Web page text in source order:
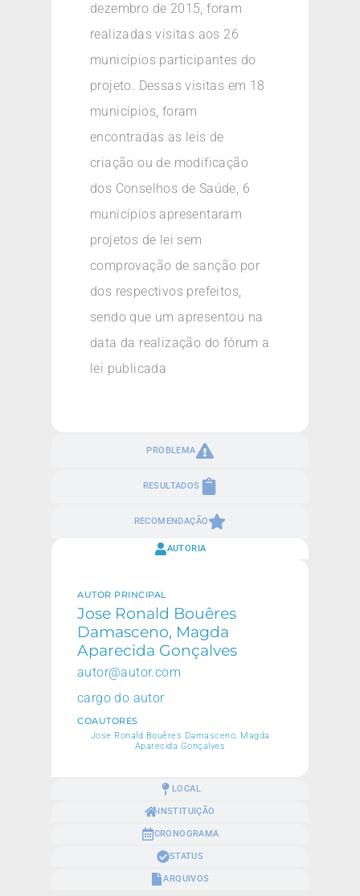
PROBLEMA
RESULTADOS
RECOMENDAÇÃO
dezembro de 2015, foram
realizadas visitas aos 26
municípios participantes do
projeto. Dessas visitas em 18
municípios, foram
encontradas as leis de
criação ou de modificação
dos Conselhos de Saúde, 6
municípios apresentaram
projetos de lei sem
comprovação de sanção por
dos respectivos prefeitos,
sendo que um apresentou na
data da realização do fórum a
lei publicada
AUTORIA
LOCAL
INSTITUIÇÃO
CRONOGRAMA
STATUS
ARQUIVOS
AUTOR PRINCIPAL
Jose Ronald Bouêres
Damasceno, Magda
Aparecida Gonçalves
autor@autor.com
cargo do autor
COAUTORES
Jose Ronald Bouêres Damasceno, Magda
Aparecida Gonçalves